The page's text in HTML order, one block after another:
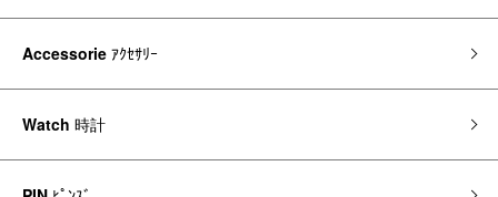
Accessorie ｱｸｾｻﾘｰ
Watch 時計